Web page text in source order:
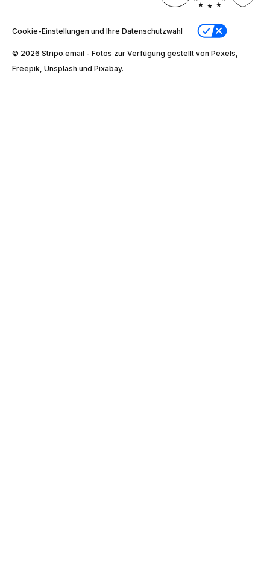
Cookie-Einstellungen und Ihre Datenschutzwahl
© 2026 Stripо.email - Fotos zur Verfügung gestellt von Pexels,
Freepik, Unsplash und Pixabay.